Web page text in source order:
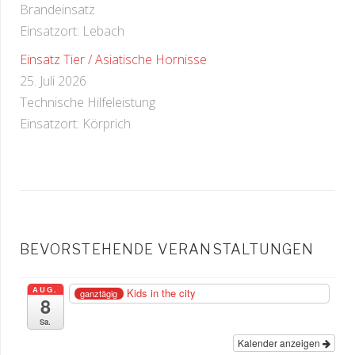
Brandeinsatz
Einsatzort: Lebach
Einsatz Tier / Asiatische Hornisse
25. Juli 2026
Technische Hilfeleistung
Einsatzort: Körprich
BEVORSTEHENDE VERANSTALTUNGEN
AUG.
8
Sa.
ganztägig Kids in the city
Kalender anzeigen